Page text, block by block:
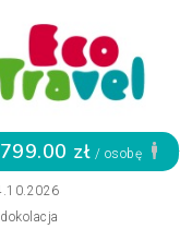
zł / osobę